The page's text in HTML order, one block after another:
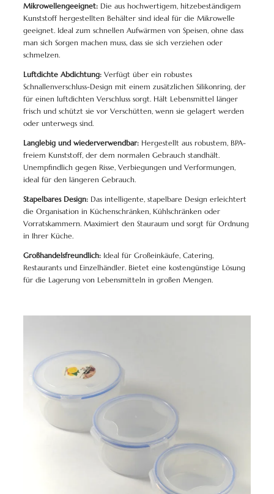
Mikrowellengeeignet:Die aus hochwertigem, hitzebeständigem
Kunststoff hergestellten Behälter sind ideal für die Mikrowelle
geeignet. Ideal zum schnellen Aufwärmen von Speisen, ohne dass
man sich Sorgen machen muss, dass sie sich verziehen oder
schmelzen.
Luftdichte Abdichtung: Verfügt über ein robustes
Schnallenverschluss-Design mit einem zusätzlichen Silikonring, der
für einen luftdichten Verschluss sorgt. Hält Lebensmittel länger
frisch und schützt sie vor Verschütten, wenn sie gelagert werden
oder unterwegs sind.
Langlebig und wiederverwendbar: Hergestellt aus robustem, BPA-
freiem Kunststoff, der dem normalen Gebrauch standhält.
Unempfindlich gegen Risse, Verbiegungen und Verformungen,
ideal für den längeren Gebrauch.
Stapelbares Design: Das intelligente, stapelbare Design erleichtert
die Organisation in Küchenschränken, Kühlschränken oder
Vorratskammern. Maximiert den Stauraum und sorgt für Ordnung
in Ihrer Küche.
Großhandelsfreundlich: Ideal für Großeinkäufe, Catering,
Restaurants und Einzelhändler. Bietet eine kostengünstige Lösung
für die Lagerung von Lebensmitteln in großen Mengen.